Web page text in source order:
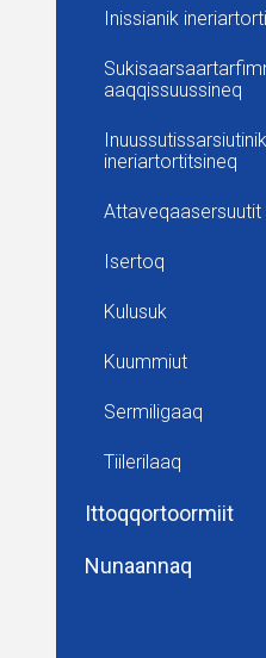
Inissianik
aaqqissuussineq
Inuussutissarsiutinik
ineriartortitsineq
Attaveqaasersuutit
Isertoq
Kulusuk
Kuummiut
Sermiligaaq
Tiilerilaaq
Ittoqqortoormiit
Nunaannaq